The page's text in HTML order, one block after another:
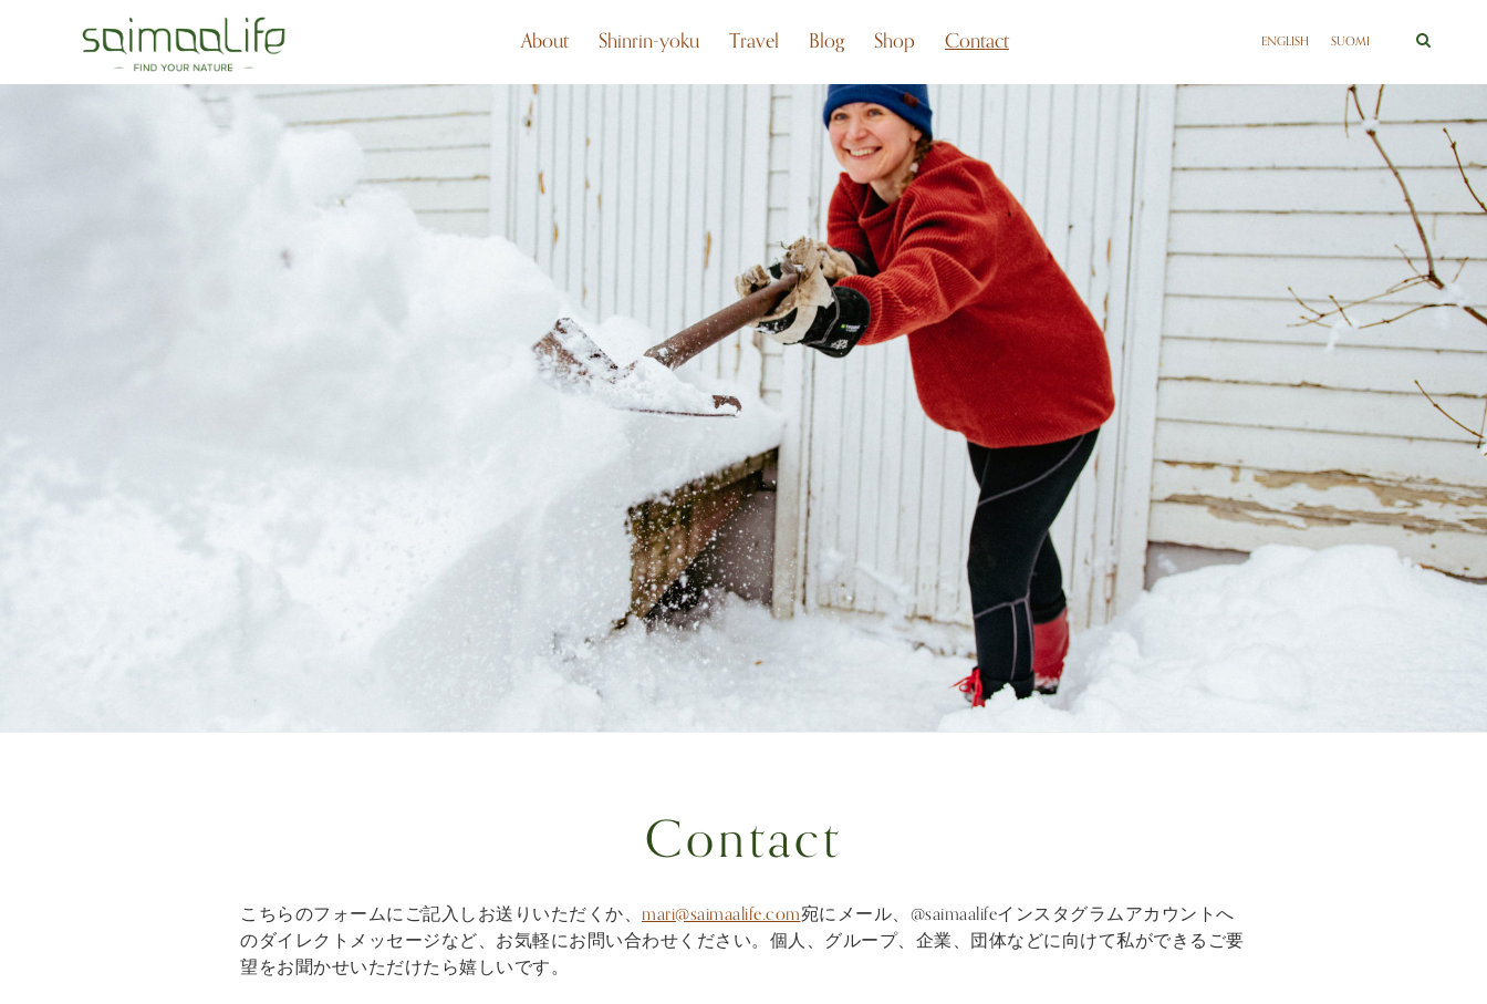
About Shinrin-yoku Travel Blog Shop Contact ENGLISH SUOMI
Contact
こちらのフォームにご記入しお送りいただくか、 mari@saimaalife.com宛にメール、@saimaalifeインスタグラムアカウントへ
のダイレクトメッセージなど、お気軽にお問い合わせください。個人、グループ、企業、団体などに向けて私ができるご要
望をお聞かせいただけたら嬉しいです。